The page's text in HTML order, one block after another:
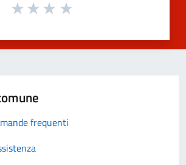
frequenti